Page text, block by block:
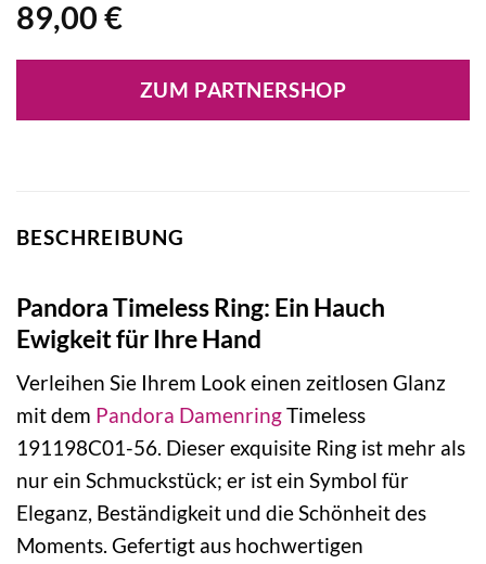
89,00 €
ZUM PARTNERSHOP
BESCHREIBUNG
Pandora Timeless Ring: Ein Hauch
Ewigkeit für Ihre Hand
Verleihen Sie Ihrem Look einen zeitlosen Glanz
mit dem Pandora DamenringTimeless
191198C01-56. Dieser exquisite Ring ist mehr als
nur ein Schmuckstück; er ist ein Symbol für
Eleganz, Beständigkeit und die Schönheit des
Moments. Gefertigt aus hochwertigen